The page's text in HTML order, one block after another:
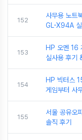
152
사무용 노트
GL-X94A 실
153
HP 오멘 16
실사용 후기
154
HP 빅터스
게임부터 사
155
서울 공유오
솔직 후기